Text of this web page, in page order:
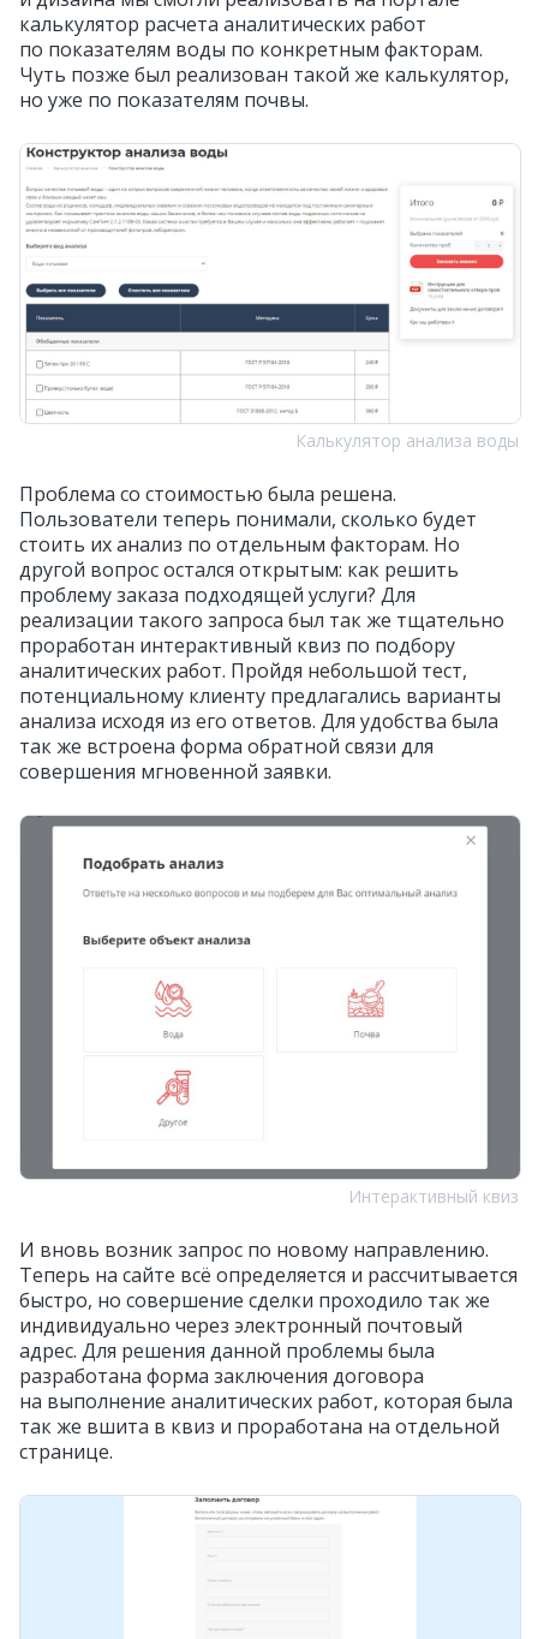
калькулятор расчета аналитических работ
по показателям воды по конкретным факторам.
Чуть позже был реализован такой же калькулятор,
но уже по показателям почвы.
Калькулятор анализа воды
Проблема со стоимостью была решена.
Пользователи теперь понимали, сколько будет
стоить их анализ по отдельным факторам. Но
другой вопрос остался открытым: как решить
проблему заказа подходящей услуги? Для
реализации такого запроса был так же тщательно
проработан интерактивный квиз по подбору
аналитических работ. Пройдя небольшой тест,
потенциальному клиенту предлагались варианты
анализа исходя из его ответов. Для удобства была
так же встроена форма обратной связи для
совершения мгновенной заявки.
Интерактивный квиз
И вновь возник запрос по новому направлению.
Теперь на сайте всё определяется и рассчитывается
быстро, но совершение сделки проходило так же
индивидуально через электронный почтовый
адрес. Для решения данной проблемы была
разработана форма заключения договора
на выполнение аналитических работ, которая была
так же вшита в квиз и проработана на отдельной
странице.